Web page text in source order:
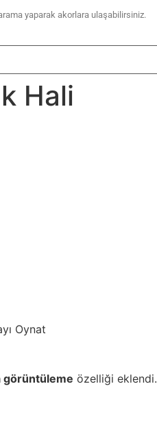
yaparak akorlara ulaşabilirsiniz.
Hali
Oynat
görüntüleme özelliği eklendi.